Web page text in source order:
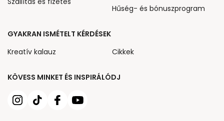
KÖVESS MINKET ÉS INSPIRÁLÓDJ
Hűség- és bónuszprogram
GYAKRAN ISMÉTELT KÉRDÉSEK
Kreatív kalauz
Cikkek